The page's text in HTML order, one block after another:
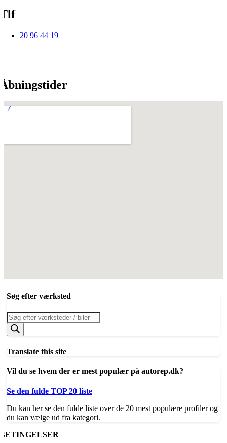
20 96 44 19
Søg efter værksted
Products
search
Translate this site
Vil du se hvem der er mest populær på autorep.dk?
Se den fulde TOP 20 liste
Du kan her se den fulde liste over de 20 mest populære profiler og
du kan vælge ud fra kategori.
BETINGELSER